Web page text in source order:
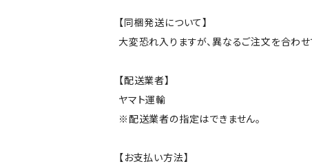
【同梱発送について】
大変恐れ入りますが、異なるご注文を合わ
【配送業者】
ヤマト運輸
※配送業者の指定はできません。
【お支払い方法】